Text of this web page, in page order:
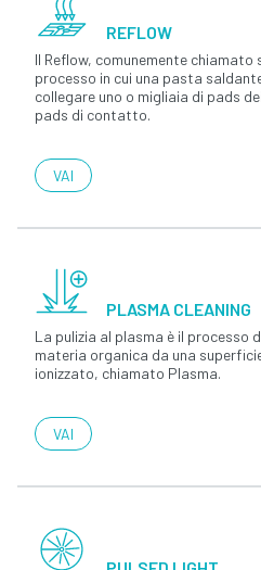
REFLOW
Il Reflow, comunemente
processo in cui una pasta
collegare uno o migliaia di pads
pads di contatto.
VAI
PLASMA CLEANING
La pulizia al plasma è il processo
materia organica da una
ionizzato, chiamato Plasma.
VAI